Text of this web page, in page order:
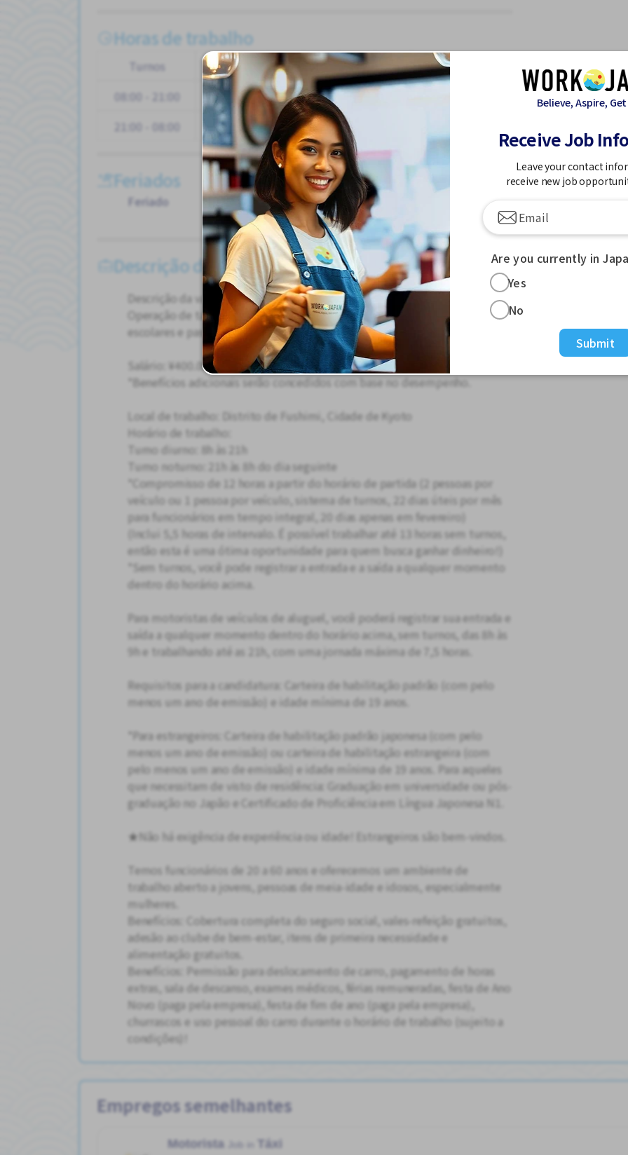
Horas de trabalho
Turnos Seg Qua Qui Sex Sáb Dom
08:00 - 21:00
21:00 - 08:00
Feriados
Feriado
Férias Pagas
Outras
Descrição do Trabalho
Descrição da vaga:
Operação de táxi, traslados para o Aeroporto de Kansai, excursões
escolares e passeios turísticos nacionais e internacionais.
Salário: ¥400.000 - ¥1.000.000 por mês
*Benefícios adicionais serão concedidos com base no desempenho.
Local de trabalho: Distrito de Fushimi, Cidade de Kyoto
Horário de trabalho:
Turno diurno: 8h às 21h
Turno noturno: 21h às 8h do dia seguinte
*Compromisso de 12 horas a partir do horário de partida (2 pessoas por
veículo ou 1 pessoa por veículo, sistema de turnos, 22 dias úteis por mês
para funcionários em tempo integral, 20 dias apenas em fevereiro)
(Inclui 5,5 horas de intervalo. É possível trabalhar até 13 horas sem turnos,
então esta é uma ótima oportunidade para quem busca ganhar dinheiro!)
*Sem turnos, você pode registrar a entrada e a saída a qualquer momento
dentro do horário acima.
Para motoristas de veículos de aluguel, você poderá registrar sua entrada e
saída a qualquer momento dentro do horário acima, sem turnos, das 8h às
9h e trabalhando até as 21h, com uma jornada máxima de 7,5 horas.
Requisitos para a candidatura: Carteira de habilitação padrão (com pelo
menos um ano de emissão) e idade mínima de 19 anos.
*Para estrangeiros: Carteira de habilitação padrão japonesa (com pelo
menos um ano de emissão) ou carteira de habilitação estrangeira (com
pelo menos um ano de emissão) e idade mínima de 19 anos. Para aqueles
que necessitam de visto de residência: Graduação em universidade ou pós-
graduação no Japão e Certificado de Proficiência em Língua Japonesa N1.
★Não há exigência de experiência ou idade! Estrangeiros são bem-vindos.
Temos funcionários de 20 a 60 anos e oferecemos um ambiente de
trabalho aberto a jovens, pessoas de meia-idade e idosos, especialmente
mulheres.
Benefícios: Cobertura completa do seguro social, vales-refeição gratuitos,
adesão ao clube de bem-estar, itens de primeira necessidade e
alimentação gratuitos.
Benefícios: Permissão para deslocamento de carro, pagamento de horas
extras, sala de descanso, exames médicos, férias remuneradas, festa de Ano
Novo (paga pela empresa), festa de fim de ano (paga pela empresa),
churrascos e uso pessoal do carro durante o horário de trabalho (sujeito a
condições)!
Empregos semelhantes
Motorista Táxi
Believe, Aspire,
Receive Job
Leave your contact
receive new job
Are you currently in
Yes
No
Submit